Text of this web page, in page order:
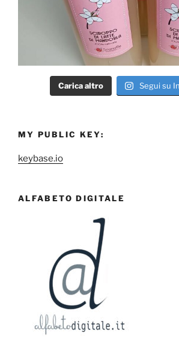
Carica altro Segui su
MY PUBLIC KEY:
keybase.io
ALFABETO DIGITALE